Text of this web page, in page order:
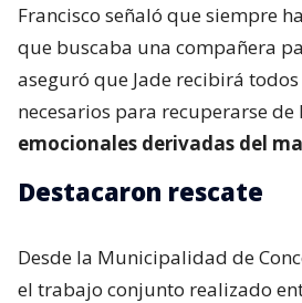
Francisco señaló que siempre
que buscaba una compañera
aseguró que Jade recibirá
necesarios para recuperarse de
emocionales derivadas del
Destacaron rescate
Desde la Municipalidad de
el trabajo conjunto realizado